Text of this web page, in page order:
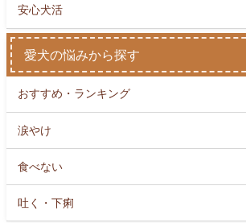
安心犬活
愛犬の悩みから探す
おすすめ・ランキング
涙やけ
食べない
吐く・下痢